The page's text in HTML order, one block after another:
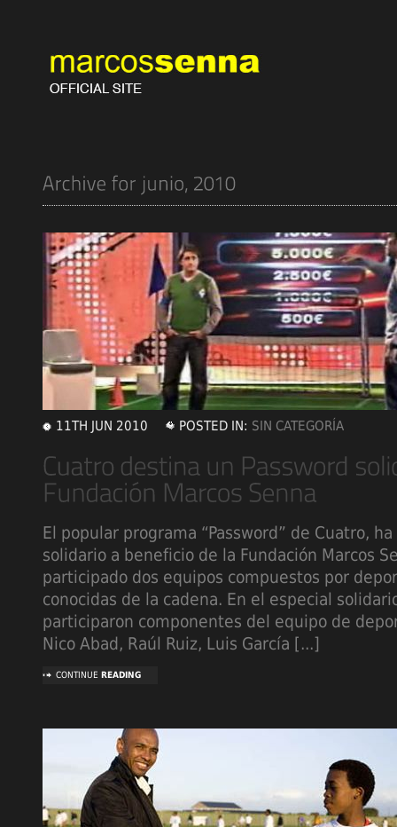
11TH JUN 2010 POSTED IN: SIN CATEGORÍA
El popular programa “Password” de Cuatro,
solidario a beneficio de la Fundación Marcos
participado dos equipos compuestos por
conocidas de la cadena. En el especial
participaron componentes del equipo de
Nico Abad, Raúl Ruiz, Luis García [...]
CONTINUE READING